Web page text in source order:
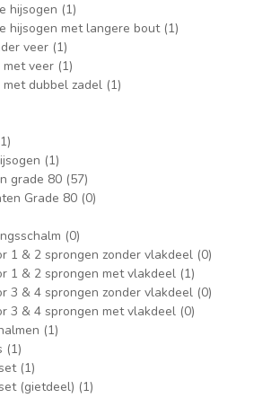
hijsogen (1)
hijsogen met langere bout (1)
veer (1)
met veer (1)
dubbel zadel (1)
(1)
grade 80 (57)
Grade 80 (0)
(0)
1 & 2 sprongen zonder vlakdeel (0)
1 & 2 sprongen met vlakdeel (1)
3 & 4 sprongen zonder vlakdeel (0)
3 & 4 sprongen met vlakdeel (0)
(1)
(1)
(1)
(gietdeel) (1)